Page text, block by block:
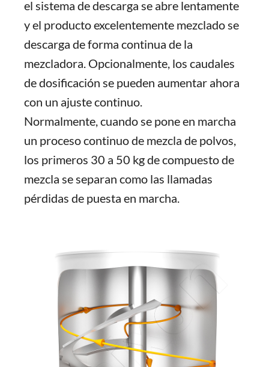
el sistema de descarga se abre lentamente
y el producto excelentemente mezclado se
descarga de forma continua de la
mezcladora. Opcionalmente, los caudales
de dosificación se pueden aumentar ahora
con un ajuste continuo.
Normalmente, cuando se pone en marcha
un proceso continuo de mezcla de polvos,
los primeros 30 a 50 kg de compuesto de
mezcla se separan como las llamadas
pérdidas de puesta en marcha.